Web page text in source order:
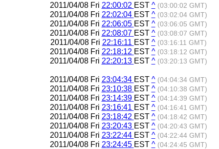
2011/04/08 Fri 22:00:02 EST ^ (03:00:02 GMT)
2011/04/08 Fri 22:02:04 EST ^ (03:02:04 GMT)
2011/04/08 Fri 22:06:05 EST ^ (03:06:05 GMT)
2011/04/08 Fri 22:08:07 EST ^ (03:08:07 GMT)
2011/04/08 Fri 22:16:11 EST ^ (03:16:11 GMT)
2011/04/08 Fri 22:18:12 EST ^ (03:18:12 GMT)
2011/04/08 Fri 22:20:13 EST ^ (03:20:13 GMT)
2011/04/08 Fri 23:04:34 EST ^ (04:04:34 GMT)
2011/04/08 Fri 23:10:38 EST ^ (04:10:38 GMT)
2011/04/08 Fri 23:14:39 EST ^ (04:14:39 GMT)
2011/04/08 Fri 23:16:41 EST ^ (04:16:41 GMT)
2011/04/08 Fri 23:18:42 EST ^ (04:18:42 GMT)
2011/04/08 Fri 23:20:43 EST ^ (04:20:43 GMT)
2011/04/08 Fri 23:22:44 EST ^ (04:22:44 GMT)
2011/04/08 Fri 23:24:45 EST ^ (04:24:45 GMT)